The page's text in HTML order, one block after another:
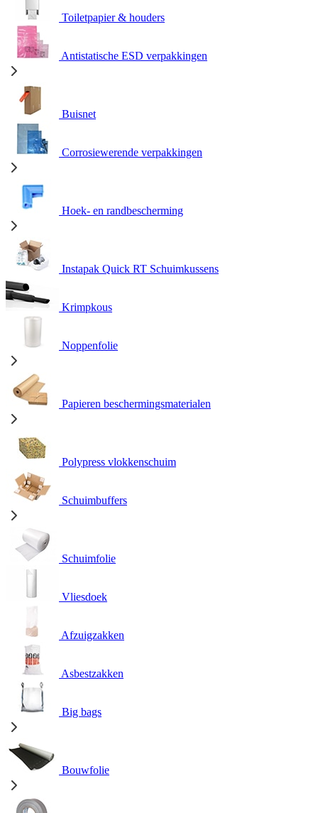
Toiletpapier & houders
Antistatische ESD verpakkingen
Buisnet
Corrosiewerende verpakkingen
Hoek- en randbescherming
Instapak Quick RT Schuimkussens
Krimpkous
Noppenfolie
Papieren beschermingsmaterialen
Polypress vlokkenschuim
Schuimbuffers
Schuimfolie
Vliesdoek
Afzuigzakken
Asbestzakken
Big bags
Bouwfolie